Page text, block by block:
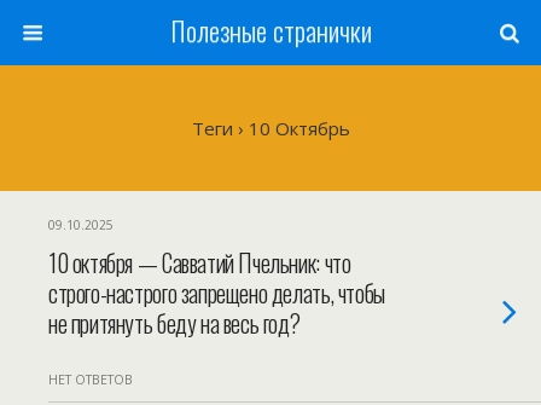
Полезные странички
Теги › 10 Октябрь
09.10.2025
10 октября — Савватий Пчельник: что
строго-настрого запрещено делать, чтобы
не притянуть беду на весь год?
НЕТ ОТВЕТОВ